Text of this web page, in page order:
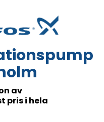
av
pris i hela